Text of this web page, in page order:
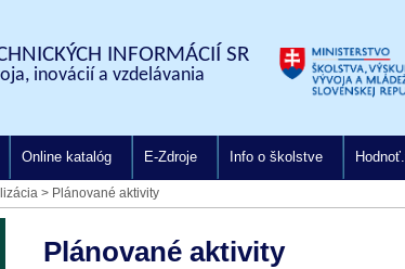
INFORMÁCIÍ SR
inovácií a vzdelávania
Online katalóg E-Zdroje Info o školstve
> Plánované aktivity
Plánované aktivity